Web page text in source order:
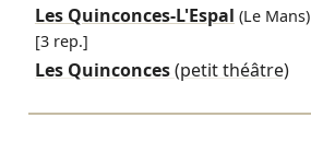
Les Quinconces-L'Espal (Le Mans)
[3 rep.]
Les Quinconces(petit théâtre)